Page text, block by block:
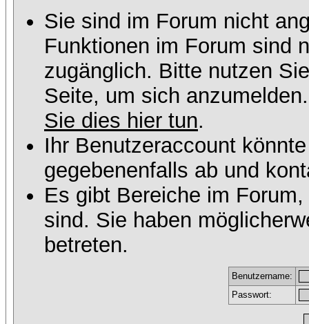
Sie sind im Forum nicht
Funktionen im Forum sind
zugänglich. Bitte nutzen
Seite, um sich
Sie dies hier tun.
Ihr Benutzeraccount
gegebenenfalls ab und
Es gibt Bereiche im
sind. Sie haben
betreten.
Benutzername:
Passwort: